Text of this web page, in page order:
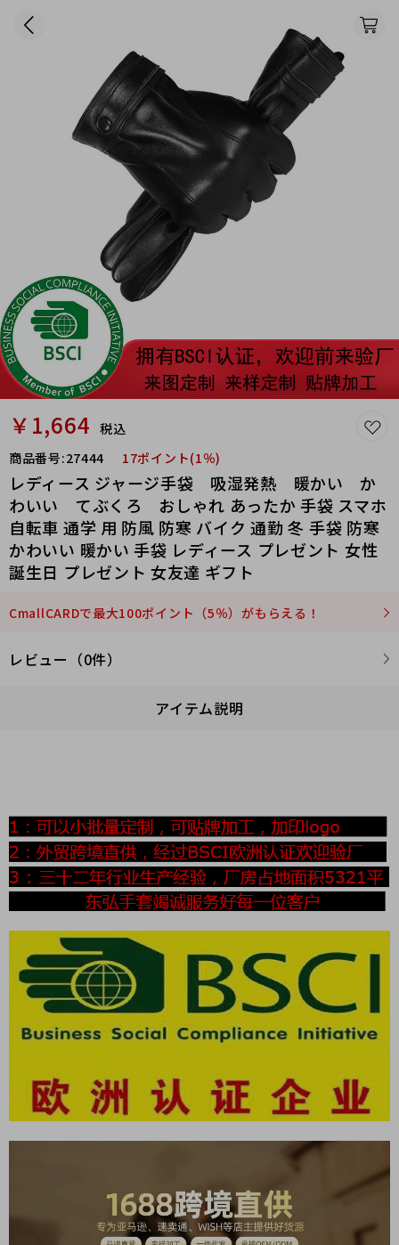
￥1,664 税込
商品番号:27444 17ポイント(1％)
レディース ジャージ手袋 吸湿発熱 暖かい か
わいい てぶくろ おしゃれ あったか 手袋 スマホ
自転車 通学 用 防風 防寒 バイク 通勤 冬 手袋 防寒
かわいい 暖かい 手袋 レディース プレゼント 女性
誕生日 プレゼント 女友達 ギフト
CmallCARDで最大100ポイント（5％）がもらえる！
レビュー（0件）
アイテム説明